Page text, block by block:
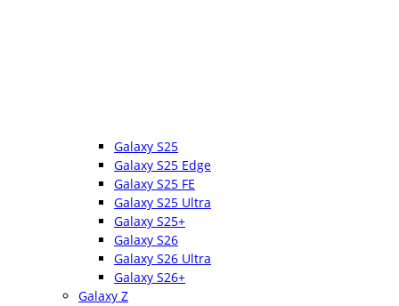
Galaxy S25
Galaxy S25 Edge
Galaxy S25 FE
Galaxy S25 Ultra
Galaxy S25+
Galaxy S26
Galaxy S26 Ultra
Galaxy S26+
Galaxy Z